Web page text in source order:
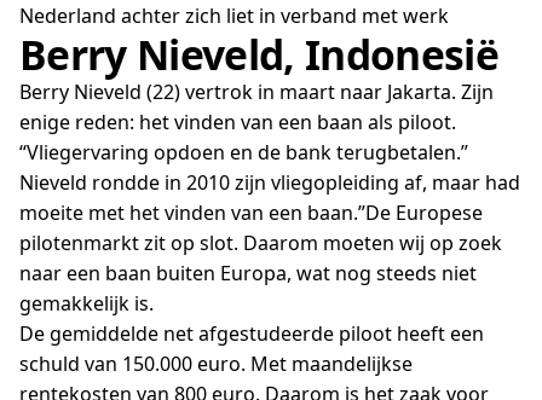
Nederland achter zich liet in verband met werk
Berry Nieveld, Indonesië
Berry Nieveld (22) vertrok in maart naar Jakarta. Zijn
enige reden: het vinden van een baan als piloot.
“Vliegervaring opdoen en de bank terugbetalen.”
Nieveld rondde in 2010 zijn vliegopleiding af, maar had
moeite met het vinden van een baan.”De Europese
pilotenmarkt zit op slot. Daarom moeten wij op zoek
naar een baan buiten Europa, wat nog steeds niet
gemakkelijk is.
De gemiddelde net afgestudeerde piloot heeft een
schuld van 150.000 euro. Met maandelijkse
rentekosten van 800 euro. Daarom is het zaak voor